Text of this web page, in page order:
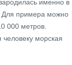
именно в
Для примера можно
000 метров.
морская